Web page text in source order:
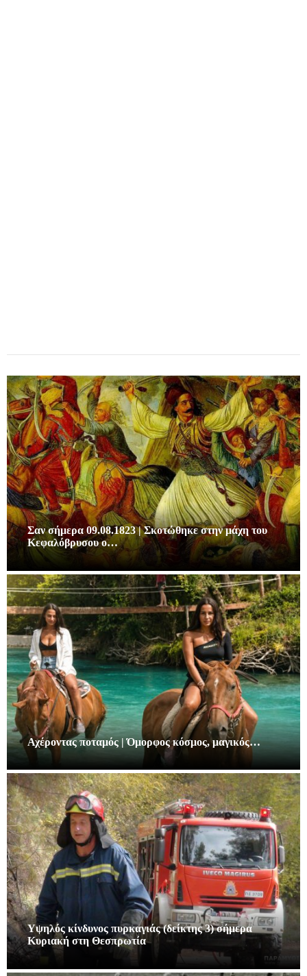
Σαν σήμερα 09.08.1823 | Σκοτώθηκε στην μάχη του
Κεφαλόβρυσου ο…
Αχέροντας ποταμός | Όμορφος κόσμος, μαγικός…
Υψηλός κίνδυνος πυρκαγιάς (δείκτης 3) σήμερα
Κυριακή στη Θεσπρωτία